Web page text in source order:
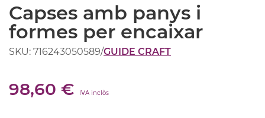
Capses amb panys i
formes per encaixar
SKU: 716243050589/GUIDE CRAFT
98,60 € IVA inclòs